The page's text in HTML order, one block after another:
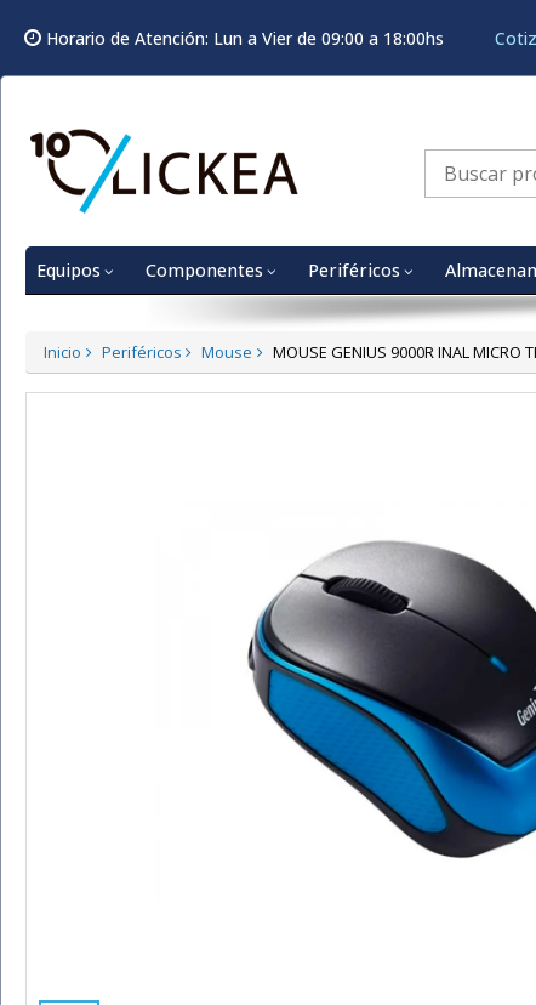
Horario de Atención: Lun a Vier de 09:00 a 18:00hs
Equipos Componentes Periféricos
Inicio Periféricos Mouse MOUSE GENIUS 9000R INAL MICRO